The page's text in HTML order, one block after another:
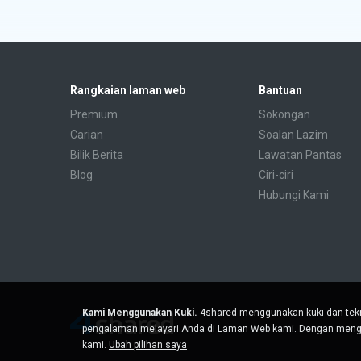
Rangkaian laman web
Premium
Carian
Bilik Berita
Blog
Bantuan
Sokongan
Soalan Lazim
Lawatan Pantas
Ciri-ciri
Hubungi Kami
Kami Menggunakan Kuki. 4shared menggunakan kuki dan
pengalaman melayari Anda di Laman Web kami. Dengan
kami. Ubah pilihan saya